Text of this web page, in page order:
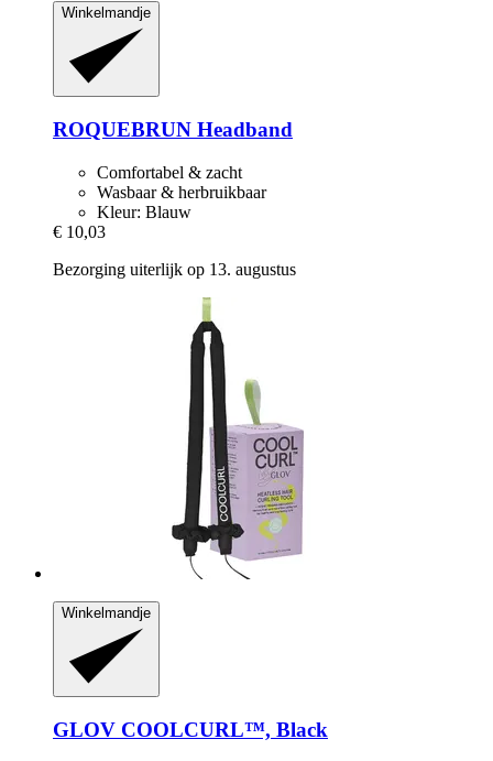
Winkelmandje
ROQUEBRUN Headband
Comfortabel & zacht
Wasbaar & herbruikbaar
Kleur: Blauw
€ 10,03
Bezorging uiterlijk op 13. augustus
Winkelmandje
GLOV COOLCURL™, Black